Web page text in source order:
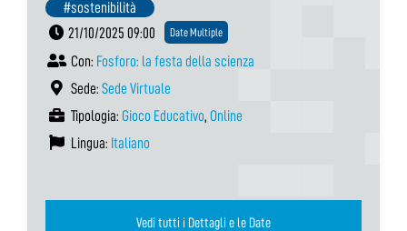
#sostenibilità
21/10/2025 09:00
Date Multiple
Con: Fosforo: la festa della scienza
Sede: Sede Virtuale
Tipologia: Gioco Educativo, Online
Lingua: Italiano
Vedi tutti i Dettagli e le Date